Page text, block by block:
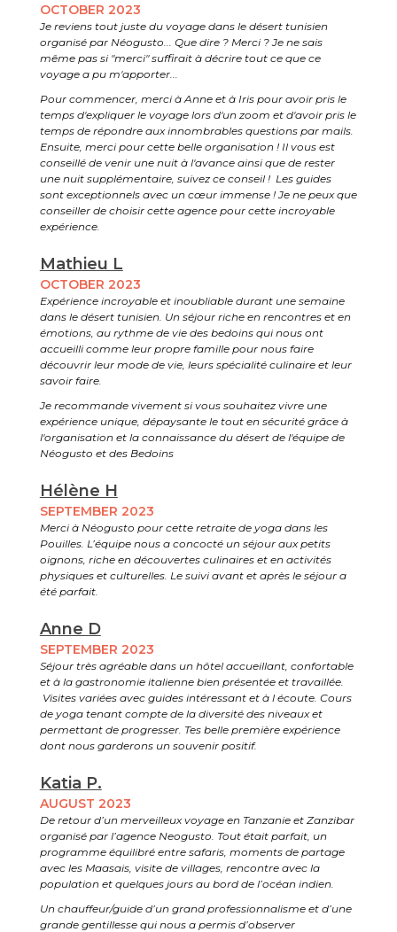
OCTOBER 2023
Je reviens tout juste du voyage dans le désert tunisien
organisé par Néogusto... Que dire ? Merci ? Je ne sais
même pas si "merci" suffirait à décrire tout ce que ce
voyage a pu m'apporter...
Pour commencer, merci à Anne et à Iris pour avoir pris le
temps d'expliquer le voyage lors d'un zoom et d'avoir pris le
temps de répondre aux innombrables questions par mails.
Ensuite, merci pour cette belle organisation ! Il vous est
conseillé de venir une nuit à l'avance ainsi que de rester
une nuit supplémentaire, suivez ce conseil ! Les guides
sont exceptionnels avec un cœur immense ! Je ne peux que
conseiller de choisir cette agence pour cette incroyable
expérience.
Mathieu L
OCTOBER 2023
Expérience incroyable et inoubliable durant une semaine
dans le désert tunisien. Un séjour riche en rencontres et en
émotions, au rythme de vie des bedoins qui nous ont
accueilli comme leur propre famille pour nous faire
découvrir leur mode de vie, leurs spécialité culinaire et leur
savoir faire.
Je recommande vivement si vous souhaitez vivre une
expérience unique, dépaysante le tout en sécurité grâce à
l'organisation et la connaissance du désert de l'équipe de
Néogusto et des Bedoins
Hélène H
SEPTEMBER 2023
Merci à Néogusto pour cette retraite de yoga dans les
Pouilles. L’équipe nous a concocté un séjour aux petits
oignons, riche en découvertes culinaires et en activités
physiques et culturelles. Le suivi avant et après le séjour a
été parfait.
Anne D
SEPTEMBER 2023
Séjour très agréable dans un hôtel accueillant, confortable
et à la gastronomie italienne bien présentée et travaillée.
Visites variées avec guides intéressant et à l écoute. Cours
de yoga tenant compte de la diversité des niveaux et
permettant de progresser. Tes belle première expérience
dont nous garderons un souvenir positif.
Katia P.
AUGUST 2023
De retour d’un merveilleux voyage en Tanzanie et Zanzibar
organisé par l’agence Neogusto. Tout était parfait, un
programme équilibré entre safaris, moments de partage
avec les Maasais, visite de villages, rencontre avec la
population et quelques jours au bord de l’océan indien.
Un chauffeur/guide d’un grand professionnalisme et d’une
grande gentillesse qui nous a permis d’observer